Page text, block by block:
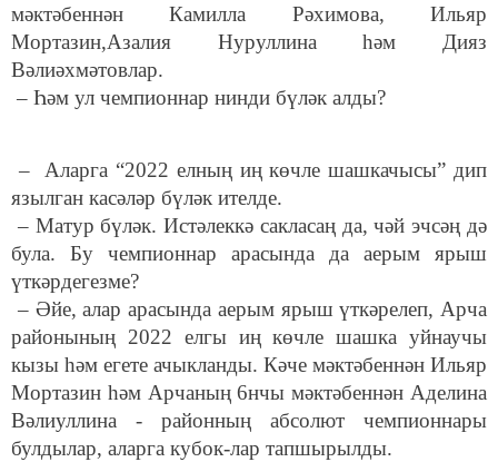
мәктәбеннән Камилла Рәхимова, Ильяр
Мортазин,Азалия Нуруллина һәм Дияз
Вәлиәхмәтовлар.
– Һәм ул чемпионнар нинди бүләк алды?
– Аларга “2022 елның иң көчле шашкачысы” дип
язылган касәләр бүләк ителде.
– Матур бүләк. Истәлеккә сакласаң да, чәй эчсәң дә
була. Бу чемпионнар арасында да аерым ярыш
үткәрдегезме?
– Әйе, алар арасында аерым ярыш үткәрелеп, Арча
районының 2022 елгы иң көчле шашка уйнаучы
кызы һәм егете ачыкланды. Кәче мәктәбеннән Ильяр
Мортазин һәм Арчаның 6нчы мәктәбеннән Аделина
Вәлиуллина - районның абсолют чемпионнары
булдылар, аларга кубок-лар тапшырылды.